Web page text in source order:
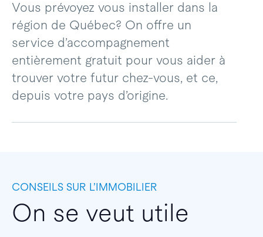
Vous prévoyez vous installer dans la
région de Québec? On offre un
service d’accompagnement
entièrement gratuit pour vous aider à
trouver votre futur chez-vous, et ce,
depuis votre pays d’origine.
CONSEILS SUR L’IMMOBILIER
On se veut utile